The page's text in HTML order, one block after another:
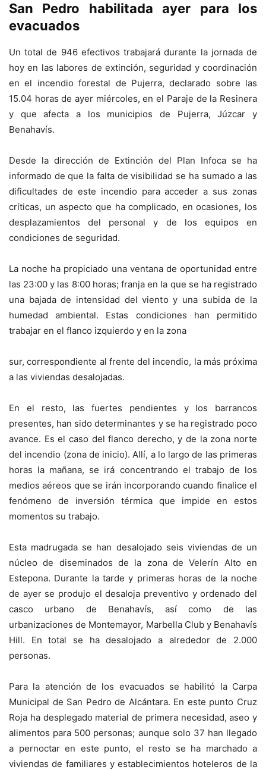
San Pedro habilitada ayer para los
evacuados
Un total de 946 efectivos trabajará durante la jornada de
hoy en las labores de extinción, seguridad y coordinación
en el incendio forestal de Pujerra, declarado sobre las
15.04 horas de ayer miércoles, en el Paraje de la Resinera
y que afecta a los municipios de Pujerra, Júzcar y
Benahavís.
Desde la dirección de Extinción del Plan Infoca se ha
informado de que la falta de visibilidad se ha sumado a las
dificultades de este incendio para acceder a sus zonas
críticas, un aspecto que ha complicado, en ocasiones, los
desplazamientos del personal y de los equipos en
condiciones de seguridad.
La noche ha propiciado una ventana de oportunidad entre
las 23:00 y las 8:00 horas; franja en la que se ha registrado
una bajada de intensidad del viento y una subida de la
humedad ambiental. Estas condiciones han permitido
trabajar en el flanco izquierdo y en la zona
sur, correspondiente al frente del incendio, la más próxima
a las viviendas desalojadas.
En el resto, las fuertes pendientes y los barrancos
presentes, han sido determinantes y se ha registrado poco
avance. Es el caso del flanco derecho, y de la zona norte
del incendio (zona de inicio). Allí, a lo largo de las primeras
horas la mañana, se irá concentrando el trabajo de los
medios aéreos que se irán incorporando cuando finalice el
fenómeno de inversión térmica que impide en estos
momentos su trabajo.
Esta madrugada se han desalojado seis viviendas de un
núcleo de diseminados de la zona de Velerín Alto en
Estepona. Durante la tarde y primeras horas de la noche
de ayer se produjo el desaloja preventivo y ordenado del
casco urbano de Benahavís, así como de las
urbanizaciones de Montemayor, Marbella Club y Benahavís
Hill. En total se ha desalojado a alrededor de 2.000
personas.
Para la atención de los evacuados se habilitó la Carpa
Municipal de San Pedro de Alcántara. En este punto Cruz
Roja ha desplegado material de primera necesidad, aseo y
alimentos para 500 personas; aunque solo 37 han llegado
a pernoctar en este punto, el resto se ha marchado a
viviendas de familiares y establecimientos hoteleros de la